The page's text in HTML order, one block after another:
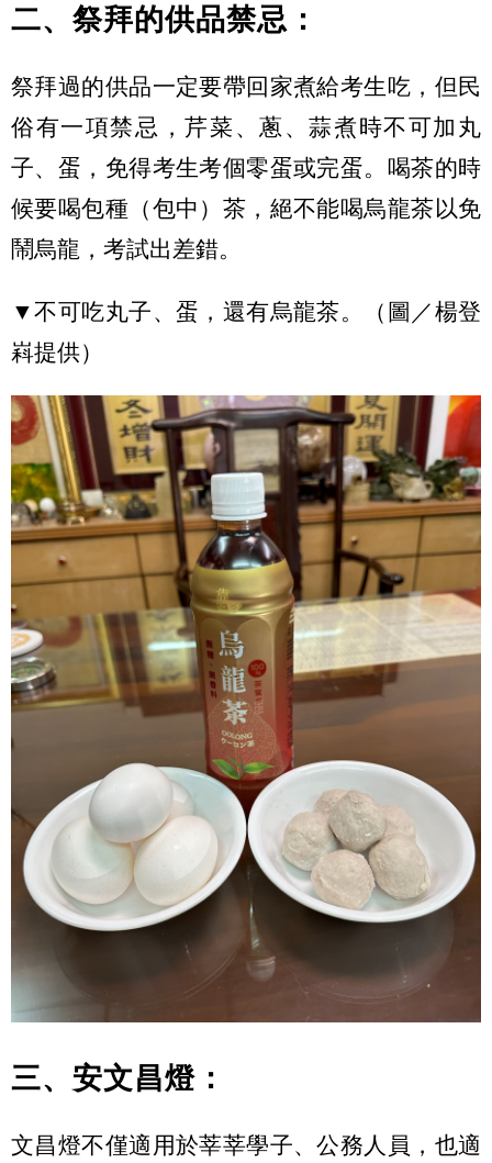
二、祭拜的供品禁忌：
祭拜過的供品一定要帶回家煮給考生吃，但民
俗有一項禁忌，芹菜、蔥、蒜煮時不可加丸
子、蛋，免得考生考個零蛋或完蛋。喝茶的時
候要喝包種（包中）茶，絕不能喝烏龍茶以免
鬧烏龍，考試出差錯。
▼不可吃丸子、蛋，還有烏龍茶。（圖／楊登
嵙提供）
三、安文昌燈：
文昌燈不僅適用於莘莘學子、公務人員，也適